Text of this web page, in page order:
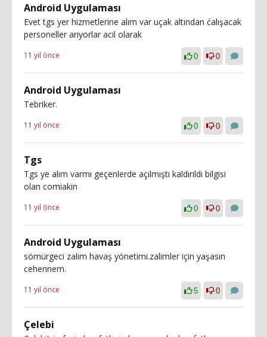
Android Uygulaması
Evet tgs yer hizmetlerine alım var uçak altından ćalışacak
personeller arıyorlar acil olarak
11 yıl önce 0 0
Android Uygulaması
Tebriker.
11 yıl önce 0 0
Tgs
Tgs ye alım varmı geçenlerde açılmıştı kaldırıldı bilgisi
olan comiakin
11 yıl önce 0 0
Android Uygulaması
sömürgeci zalim havaş yönetimi.zalimler için yaşasın
cehennem.
11 yıl önce 5 0
Çelebi